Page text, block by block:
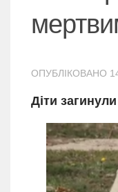
ОПУБЛІКОВАНО
Діти